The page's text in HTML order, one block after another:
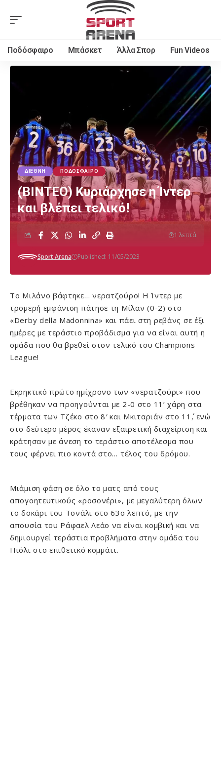
Ποδόσφαιρο Μπάσκετ Άλλα Σπορ Fun Videos
ΔΙΕΘΝΉ ΠΟΔΌΣΦΑΙΡΟ
(ΒΙΝΤΕΟ) Κυριάρχησε η Ίντερ
και βλέπει τελικό!
Sport Arena Published: 11/05/2023
1 λεπτά
Το Μιλάνο βάφτηκε… νερατζούρο! Η Ίντερ με
τρομερή εμφάνιση πάτησε τη Μίλαν (0-2) στο
«Derby della Madonnina» και πάει στη ρεβάνς σε έξι
ημέρες με τεράστιο προβάδισμα για να είναι αυτή η
ομάδα που θα βρεθεί στον τελικό του Champions
League!
Εκρηκτικό πρώτο ημίχρονο των «νερατζούρι» που
βρέθηκαν να προηγούνται με 2-0 στο 11’ χάρη στα
τέρματα των Τζέκο στο 8′ και Μκιταριάν στο 11΄, ενώ
στο δεύτερο μέρος έκαναν εξαιρετική διαχείριση και
κράτησαν με άνεση το τεράστιο αποτέλεσμα που
τους φέρνει πιο κοντά στο… τέλος του δρόμου.
Μιάμιση φάση σε όλο το ματς από τους
απογοητευτικούς «ροσονέρι», με μεγαλύτερη όλων
το δοκάρι του Τονάλι στο 63ο λεπτό, με την
απουσία του Ράφαελ Λεάο να είναι κομβική και να
δημιουργεί τεράστια προβλήματα στην ομάδα του
Πιόλι στο επιθετικό κομμάτι.